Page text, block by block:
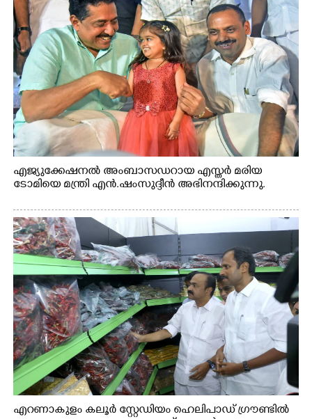
എജ്യുക്കേഷനൽ അംബാസഡറായ എസ്തർ മരിയ
ടോമിയെ മന്ത്രി എൻ.ഷംസുദ്ദീൻ അഭിനന്ദിക്കുന്നു.
എറണാകുളം കലൂർ സ്റ്റേഡിയം ഹെലിപാഡ് ഗ്രൗണ്ടിൽ